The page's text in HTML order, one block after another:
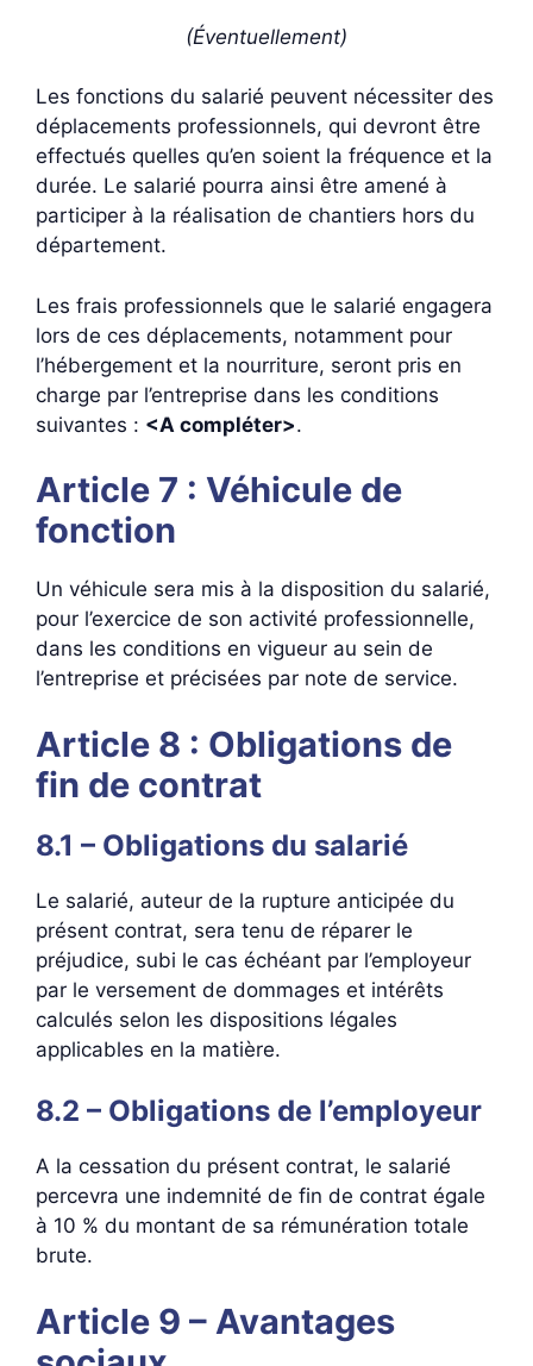
(Éventuellement)
Les fonctions du salarié peuvent nécessiter des
déplacements professionnels, qui devront être
effectués quelles qu’en soient la fréquence et la
durée. Le salarié pourra ainsi être amené à
participer à la réalisation de chantiers hors du
département.
Les frais professionnels que le salarié engagera
lors de ces déplacements, notamment pour
l’hébergement et la nourriture, seront pris en
charge par l’entreprise dans les conditions
suivantes : <A compléter>.
Article 7 : Véhicule de
fonction
Un véhicule sera mis à la disposition du salarié,
pour l’exercice de son activité professionnelle,
dans les conditions en vigueur au sein de
l’entreprise et précisées par note de service.
Article 8 : Obligations de
fin de contrat
8.1 – Obligations du salarié
Le salarié, auteur de la rupture anticipée du
présent contrat, sera tenu de réparer le
préjudice, subi le cas échéant par l’employeur
par le versement de dommages et intérêts
calculés selon les dispositions légales
applicables en la matière.
8.2 – Obligations de l’employeur
A la cessation du présent contrat, le salarié
percevra une indemnité de fin de contrat égale
à 10 % du montant de sa rémunération totale
brute.
Article 9 – Avantages